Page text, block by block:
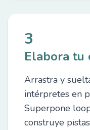
3
Elabora tu
Arrastra y
intérpretes en
Superpone
construye